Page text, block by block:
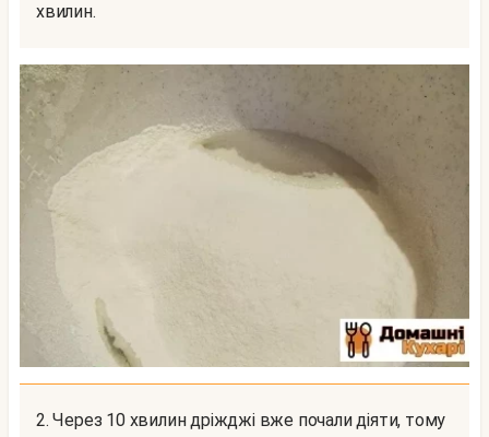
хвилин.
2. Через 10 хвилин дріжджі вже почали діяти, тому